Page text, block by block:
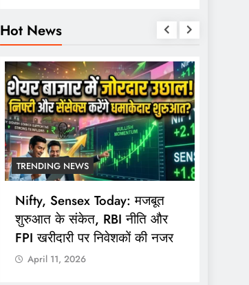
Hot News
TRENDING NEWS
Nifty, Sensex Today: मजबूत
शुरुआत के संकेत, RBI नीति और
FPI खरीदारी पर निवेशकों की नजर
April 11, 2026